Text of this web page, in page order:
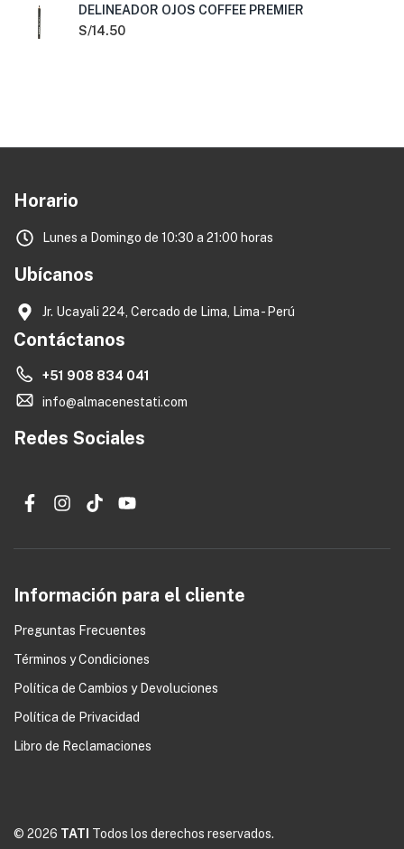
DELINEADOR OJOS COFFEE PREMIER
S/14.50
Horario
Lunes a Domingo de 10:30 a 21:00 horas
Ubícanos
Jr. Ucayali 224, Cercado de Lima, Lima - Perú
Contáctanos
+51 908 834 041
info@almacenestati.com
Redes Sociales
Información para el cliente
Preguntas Frecuentes
Términos y Condiciones
Política de Cambios y Devoluciones
Política de Privacidad
Libro de Reclamaciones
© 2026 TATI Todos los derechos reservados.